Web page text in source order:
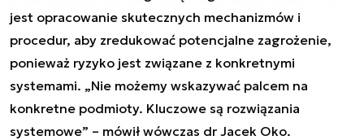
jest opracowanie skutecznych mechanizmów i
procedur, aby zredukować potencjalne zagrożenie,
ponieważ ryzyko jest związane z konkretnymi
systemami. „Nie możemy wskazywać palcem na
konkretne podmioty. Kluczowe są rozwiązania
systemowe” – mówił wówczas dr Jacek Oko.